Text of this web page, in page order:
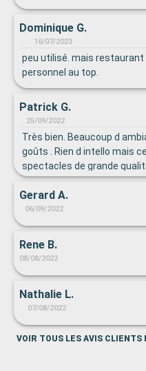
Dominique G.
16/07/2023
peu utilisé. mais
personnel au top.
Patrick G.
25/09/2022
Très bien. Beaucoup d
goûts . Rien d intello mais
spectacles de grande
c est sans espoir :) Côté
Gerard A.
06/09/2022
Rene B.
08/08/2022
Nathalie L.
07/08/2022
VOIR TOUS LES AVIS CLIENTS